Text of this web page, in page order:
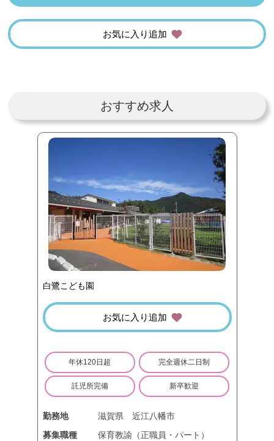
お気に入り追加
おすすめ求人
白鷺こども園
お気に入り追加
年休120日超 完全週休二日制
託児所完備 新卒歓迎
勤務地 滋賀県
近江八幡市
募集職種
保育教諭（正職員・パート）